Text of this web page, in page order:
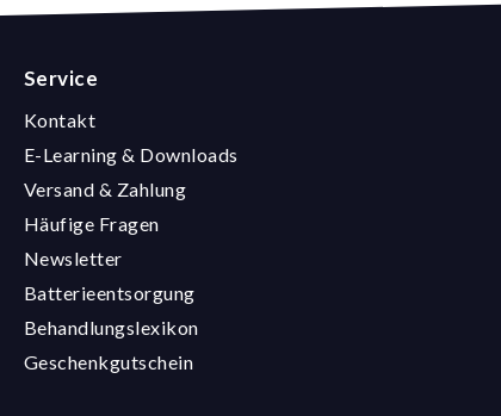
Service
Kontakt
E-Learning & Downloads
Versand & Zahlung
Häufige Fragen
Newsletter
Batterieentsorgung
Behandlungslexikon
Geschenkgutschein